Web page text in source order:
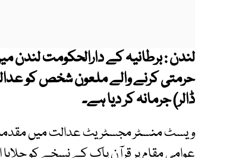
لندن : برطانیہ کے دارالحکومت لندن
ڈالر) جرمانہ کر دیا ہے۔
ویسٹ منسٹر مجسٹریٹ عدالت میں